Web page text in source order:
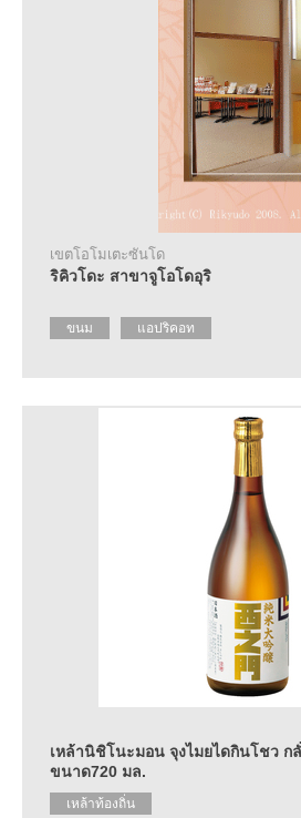
เขตโอโมเตะซันโด
ริคิวโดะ สาขาจูโอโดอุริ
ขนม แอปริคอท
เหล้านิชิโนะมอน จุงไมยไดกินโชว ก
ขนาด720 มล.
เหล้าท้องถิ่น